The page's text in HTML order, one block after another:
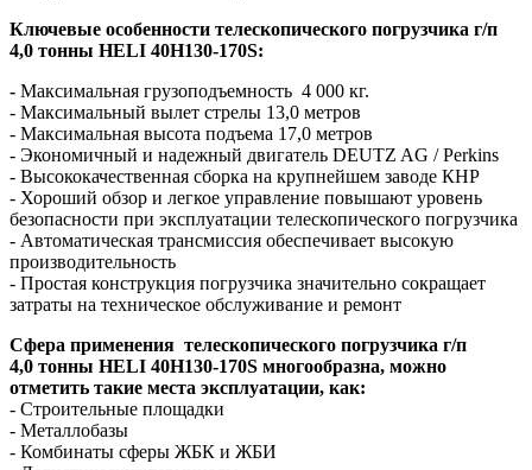
Ключевые особенности телескопического погрузчика г/п
4,0 тонны HELI 40H130-170S:
- Максимальная грузоподъемность 4 000 кг.
- Максимальный вылет стрелы 13,0 метров
- Максимальная высота подъема 17,0 метров
- Экономичный и надежный двигатель DEUTZ AG / Perkins
- Высококачественная сборка на крупнейшем заводе КНР
- Хороший обзор и легкое управление повышают уровень
безопасности при эксплуатации телескопического погрузчика
- Автоматическая трансмиссия обеспечивает высокую
производительность
- Простая конструкция погрузчика значительно сокращает
затраты на техническое обслуживание и ремонт
Сфера применения телескопического погрузчика г/п
4,0 тонны HELI 40H130-170S многообразна, можно
отметить такие места эксплуатации, как:
- Строительные площадки
- Металлобазы
- Комбинаты сферы ЖБК и ЖБИ